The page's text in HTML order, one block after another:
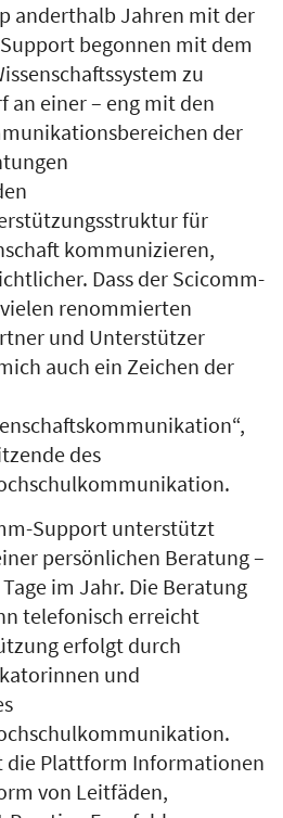
anderthalb Jahren mit der
begonnen mit dem
zu
an einer – eng mit den
der
für
kommunizieren,
Dass der Scicomm-
renommierten
und Unterstützer
auch ein Zeichen der
des
Support unterstützt
persönlichen Beratung –
im Jahr. Die Beratung
telefonisch erreicht
erfolgt durch
und
die Plattform Informationen
von Leitfäden,